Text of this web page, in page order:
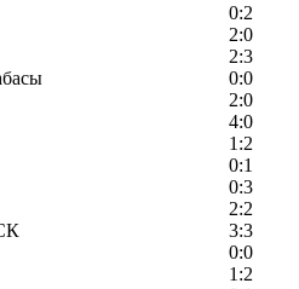
0:2
2:0
2:3
0:0
2:0
4:0
1:2
0:1
0:3
2:2
3:3
0:0
1:2